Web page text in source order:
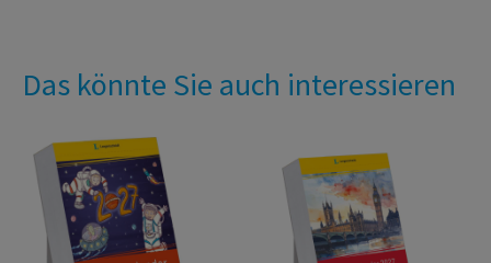
Das könnte Sie auch interessieren